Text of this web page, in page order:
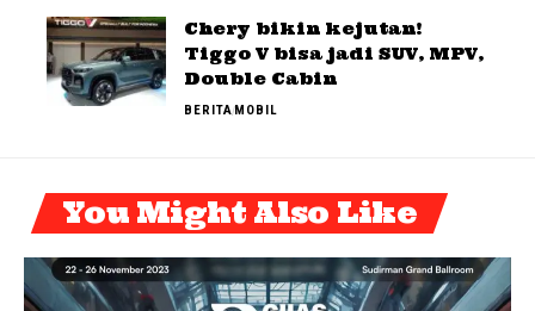
Chery bikin kejutan!
Tiggo V bisa jadi SUV, MPV,
Double Cabin
BERITAMOBIL
You Might Also Like